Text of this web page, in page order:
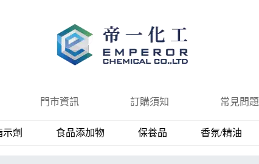
門市資訊 訂購須知 常見問題
劑 食品添加物 保養品 香氛/精油